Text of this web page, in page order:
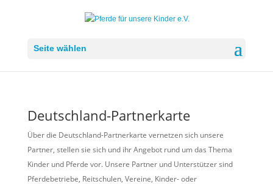
Seite wählen
Deutschland-Partnerkarte
Über die Deutschland-Partnerkarte vernetzen sich unsere
Partner, stellen sie sich und ihr Angebot rund um das Thema
Kinder und Pferde vor. Unsere Partner und Unterstützer sind
Pferdebetriebe, Reitschulen, Vereine, Kinder- oder